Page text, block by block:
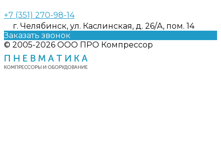
+7 (351) 270-98-14
г. Челябинск, ул. Каслинская, д. 26/А, пом. 14
Заказать звонок
© 2005-2026 ООО ПРО Компрессор